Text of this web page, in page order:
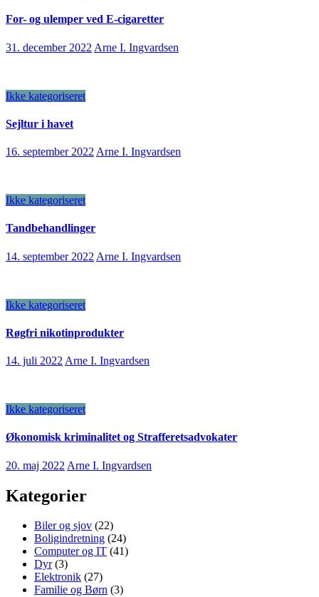
For- og ulemper ved E-cigaretter
31. december 2022 Arne I. Ingvardsen
Ikke kategoriseret
Sejltur i havet
16. september 2022 Arne I. Ingvardsen
Ikke kategoriseret
Tandbehandlinger
14. september 2022 Arne I. Ingvardsen
Ikke kategoriseret
Røgfri nikotinprodukter
14. juli 2022 Arne I. Ingvardsen
Ikke kategoriseret
Økonomisk kriminalitet og Strafferetsadvokater
20. maj 2022 Arne I. Ingvardsen
Kategorier
Biler og sjov (22)
Boligindretning (24)
Computer og IT (41)
Dyr(3)
Elektronik (27)
Familie og Børn (3)